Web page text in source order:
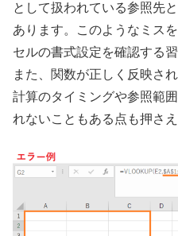
として扱われている参照先
あります。このようなミス
セルの書式設定を確認する
また、関数が正しく反映さ
計算のタイミングや参照範
れないこともある点も押さ